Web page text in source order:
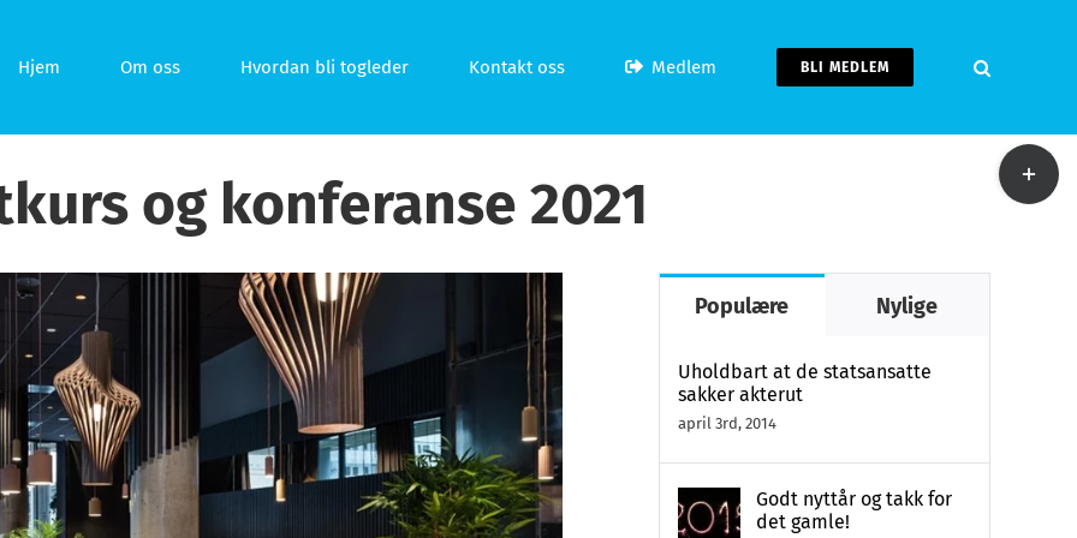
Hjem Om oss Hvordan bli togleder Kontakt oss Medlem BLI MEDLEM
og konferanse 2021
Populære Nylige
Uholdbart at de statsansatte
sakker akterut
april 3rd, 2014
Godt nyttår og takk for
det gamle!
Toggle
Sliding